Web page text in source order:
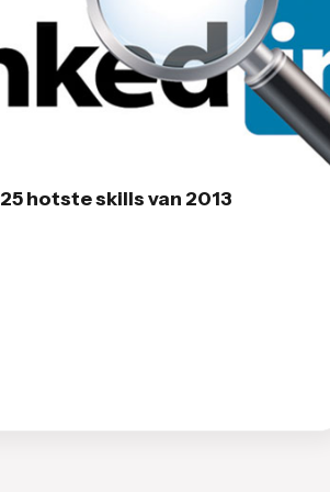
hotste skills van 2013